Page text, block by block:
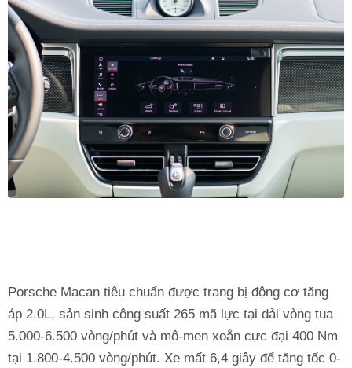
Porsche Macan tiêu chuẩn được trang bị động cơ tăng
áp 2.0L, sản sinh công suất 265 mã lực tại dải vòng tua
5.000-6.500 vòng/phút và mô-men xoắn cực đại 400 Nm
tại 1.800-4.500 vòng/phút. Xe mất 6,4 giây để tăng tốc 0-